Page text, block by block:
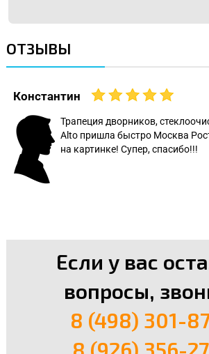
ОТЗЫВЫ
Константин
Трапеция дворников,
Alto пришла быстро Москва
на картинке! Супер, спасибо!!!
Если у вас
вопросы,
8 (498) 301-
8 (926) 356-